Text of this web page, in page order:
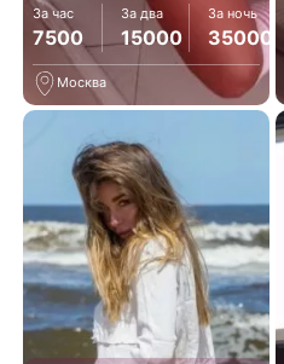
За час
7500
За два
15000
За ночь
35000
Москва